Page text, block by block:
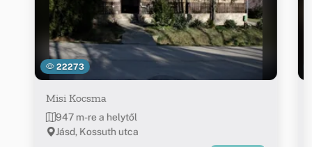
22273
Misi Kocsma
947 m-re a helytől
Jásd, Kossuth utca